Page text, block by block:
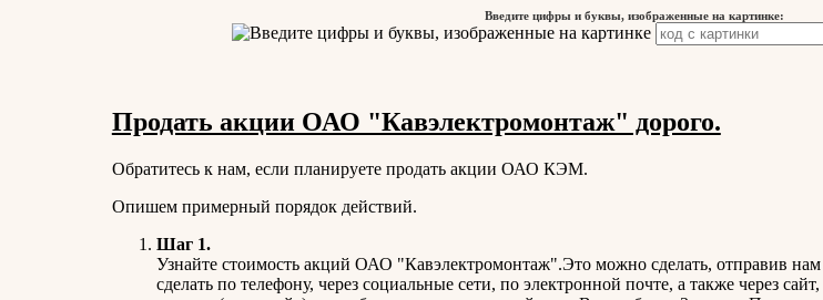
Введите цифры и буквы, изображенные на картинке:
Продать акции ОАО "Кавэлектромонтаж" дорого.
Обратитесь к нам, если планируете продать акции ОАО КЭМ.
Опишем примерный порядок действий.
Шаг 1.
Узнайте стоимость акций ОАО "Кавэлектромонтаж".Это можно сделать, отправив
сделать по телефону, через социальные сети, по электронной почте, а также через